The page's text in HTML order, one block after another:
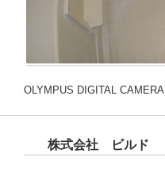
OLYMPUS DIGITAL CAMERA
株式会社 ビルド